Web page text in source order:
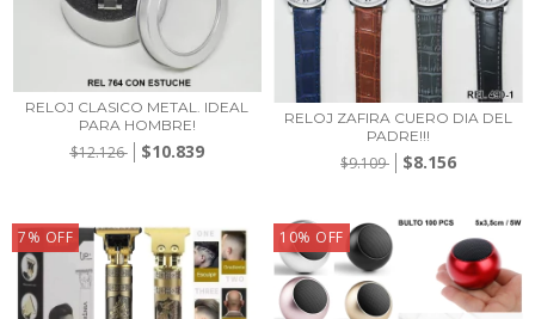
RELOJ CLASICO METAL. IDEAL
PARA HOMBRE!
$12.126 $10.839
RELOJ ZAFIRA CUERO DIA DEL
PADRE!!!
$9.109 $8.156
7% OFF 10% OFF